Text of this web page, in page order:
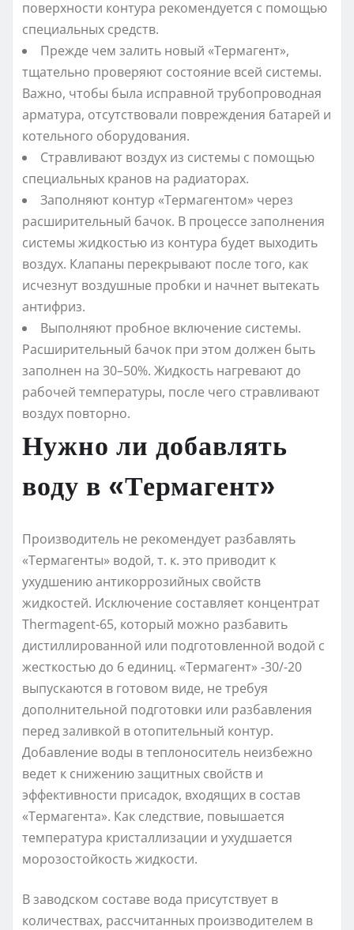
поверхности контура рекомендуется с помощью
специальных средств.
Прежде чем залить новый «Термагент»,
тщательно проверяют состояние всей системы.
Важно, чтобы была исправной трубопроводная
арматура, отсутствовали повреждения батарей и
котельного оборудования.
Стравливают воздух из системы с помощью
специальных кранов на радиаторах.
Заполняют контур «Термагентом» через
расширительный бачок. В процессе заполнения
системы жидкостью из контура будет выходить
воздух. Клапаны перекрывают после того, как
исчезнут воздушные пробки и начнет вытекать
антифриз.
Выполняют пробное включение системы.
Расширительный бачок при этом должен быть
заполнен на 30–50%. Жидкость нагревают до
рабочей температуры, после чего стравливают
воздух повторно.
Нужно ли добавлять
воду в «Термагент»
Производитель не рекомендует разбавлять
«Термагенты» водой, т. к. это приводит к
ухудшению антикоррозийных свойств
жидкостей. Исключение составляет концентрат
Thermagent-65, который можно разбавить
дистиллированной или подготовленной водой с
жесткостью до 6 единиц. «Термагент» -30/-20
выпускаются в готовом виде, не требуя
дополнительной подготовки или разбавления
перед заливкой в отопительный контур.
Добавление воды в теплоноситель неизбежно
ведет к снижению защитных свойств и
эффективности присадок, входящих в состав
«Термагента». Как следствие, повышается
температура кристаллизации и ухудшается
морозостойкость жидкости.
В заводском составе вода присутствует в
количествах, рассчитанных производителем в